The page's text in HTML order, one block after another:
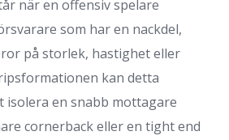
när en offensiv spelare
som har en nackdel,
på storlek, hastighet eller
kan detta
isolera en snabb mottagare
cornerback eller en tight end